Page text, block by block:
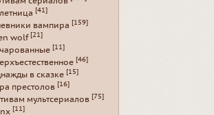
[41]
вампира [159]
wolf [21]
[11]
[46]
в сказке [15]
престолов [16]
мультсериалов [75]
[11]